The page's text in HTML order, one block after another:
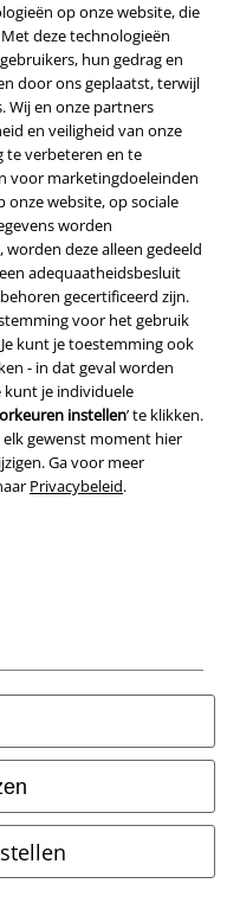
op onze website, die
deze technologieën
hun gedrag en
door ons geplaatst, terwijl
Wij en onze partners
en veiligheid van onze
te verbeteren en te
voor marketingdoeleinden
onze website, op sociale
worden
deze alleen gedeeld
adequaatheidsbesluit
gecertificeerd zijn.
voor het gebruik
kunt je toestemming ook
- in dat geval worden
kunt je individuele
instellen’ te klikken.
gewenst moment hier
Ga voor meer
Privacybeleid.
Company